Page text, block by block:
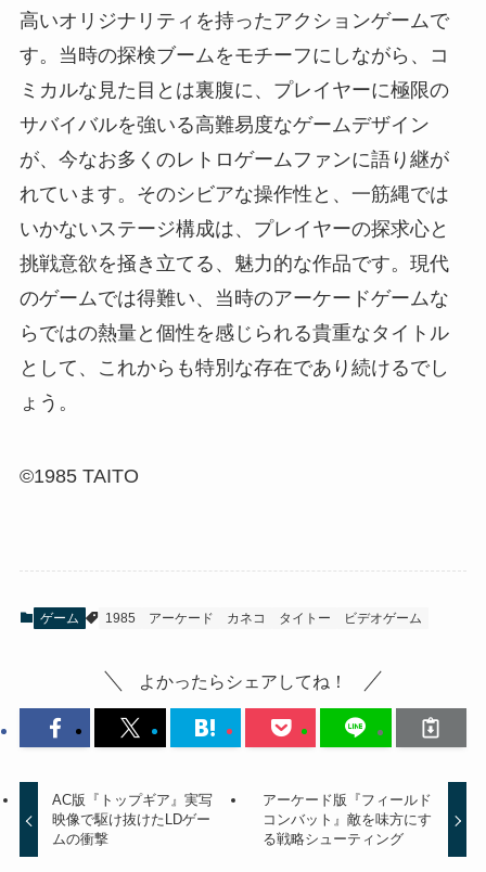
高いオリジナリティを持ったアクションゲームで
す。当時の探検ブームをモチーフにしながら、コ
ミカルな見た目とは裏腹に、プレイヤーに極限の
サバイバルを強いる高難易度なゲームデザイン
が、今なお多くのレトロゲームファンに語り継が
れています。そのシビアな操作性と、一筋縄では
いかないステージ構成は、プレイヤーの探求心と
挑戦意欲を掻き立てる、魅力的な作品です。現代
のゲームでは得難い、当時のアーケードゲームな
らではの熱量と個性を感じられる貴重なタイトル
として、これからも特別な存在であり続けるでし
ょう。
©1985 TAITO
ゲーム 1985 アーケード カネコ タイトー ビデオゲーム
よかったらシェアしてね！
AC版『トップギア』実写
映像で駆け抜けたLDゲー
ムの衝撃
アーケード版『フィールド
コンバット』敵を味方にす
る戦略シューティング